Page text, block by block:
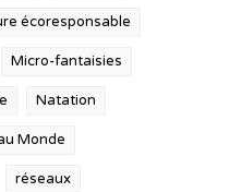
écoresponsable
Micro-fantaisies
Natation
Monde
réseaux